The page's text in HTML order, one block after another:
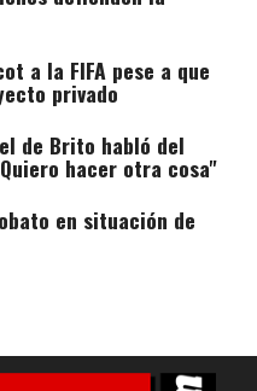
a la FIFA pese a que
privado
de Brito habló del
hacer otra cosa"
en situación de